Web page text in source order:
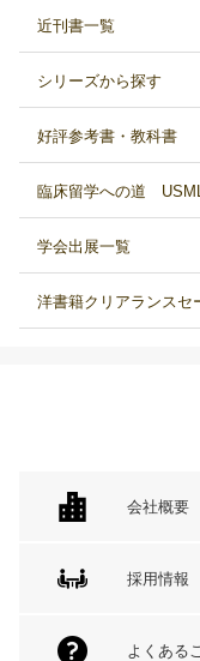
近刊書一覧
シリーズから探す
好評参考書・教科書
臨床留学への道
学会出展一覧
洋書籍クリアランスセ
会社概要
採用情報
よくある